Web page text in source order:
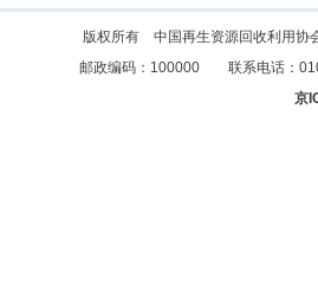
版权所有 中国再生资源回收利用
邮政编码：100000 联系电话：
京